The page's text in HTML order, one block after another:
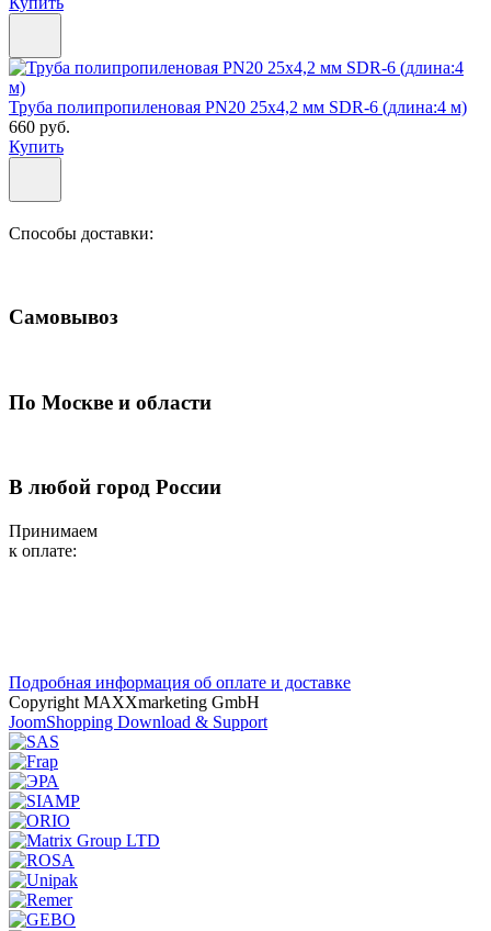
Труба полипропиленовая PN20 25х4,2 мм SDR-6 (длина:4 м)
660 руб.
Купить
Способы доставки:
Самовывоз
По Москве и области
В любой город России
Принимаем
к оплате:
Подробная информация об оплате и доставке
Copyright MAXXmarketing GmbH
JoomShopping Download & Support